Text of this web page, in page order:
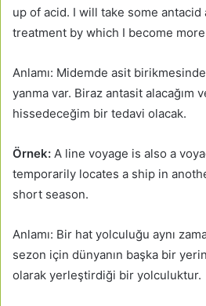
up of acid. I will take some
treatment by which I become
Anlamı: Midemde asit
yanma var. Biraz antasit alacağım
hissedeceğim bir tedavi olacak.
Örnek: A line voyage is also a
temporarily locates a ship in
short season.
Anlamı: Bir hat yolculuğu aynı
sezon için dünyanın başka bir
olarak yerleştirdiği bir yolculuktur.